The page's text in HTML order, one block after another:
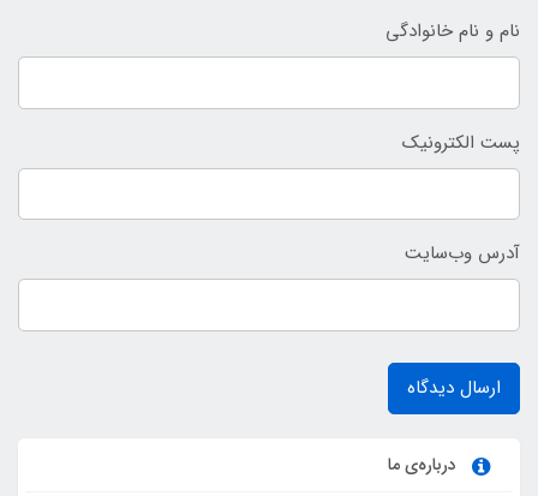
نام و نام خانوادگی
پست الکترونیک
آدرس وب‌سایت
ارسال دیدگاه
درباره‌ی ما